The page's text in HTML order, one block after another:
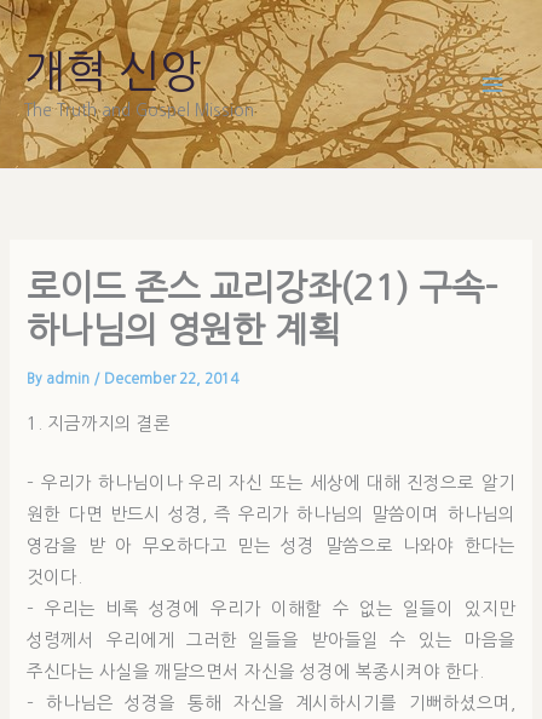
Skip
to
content
개혁 신앙
The Truth and Gospel Mission
로이드 존스 교리강좌(21) 구속-
하나님의 영원한 계획
By admin / December 22, 2014
1. 지금까지의 결론
– 우리가 하나님이나 우리 자신 또는 세상에 대해 진정으로 알기
원한 다면 반드시 성경, 즉 우리가 하나님의 말씀이며 하나님의
영감을 받 아 무오하다고 믿는 성경 말씀으로 나와야 한다는
것이다.
– 우리는 비록 성경에 우리가 이해할 수 없는 일들이 있지만
성령께서 우리에게 그러한 일들을 받아들일 수 있는 마음을
주신다는 사실을 깨달으면서 자신을 성경에 복종시켜야 한다.
– 하나님은 성경을 통해 자신을 계시하시기를 기뻐하셨으며,